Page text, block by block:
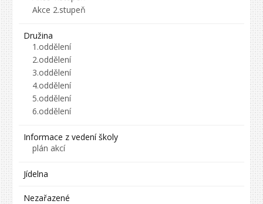
Akce 2.stupeň
Družina
1.oddělení
2.oddělení
3.oddělení
4.oddělení
5.oddělení
6.oddělení
Informace z vedení školy
plán akcí
Jídelna
Nezařazené